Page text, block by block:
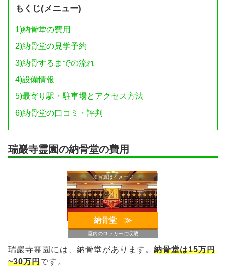
もくじ(メニュー)
1)納骨堂の費用
2)納骨堂の見学予約
3)納骨するまでの流れ
4)設備情報
5)最寄り駅・駐車場とアクセス方法
6)納骨堂の口コミ・評判
瑞巖寺霊園の納骨堂の費用
屋内のロッカーに収蔵
※写真はイメージ
納骨堂 ≫︎
瑞巖寺霊園には、納骨堂があります。 納骨堂は15万円
~30万円です。